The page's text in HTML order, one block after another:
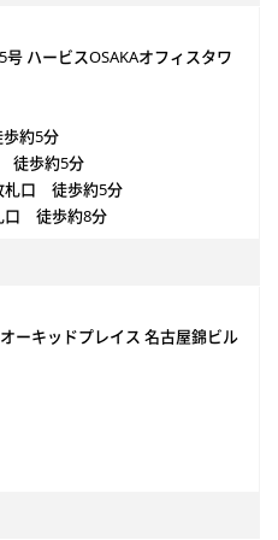
ハービスOSAKAオフィスタワ
約5分
徒歩約5分
札口 徒歩約5分
口 徒歩約8分
ーキッドプレイス 名古屋錦ビル